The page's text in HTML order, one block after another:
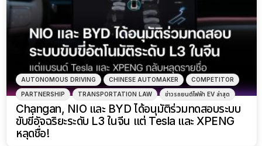
AUTONOMOUS DRIVING CHINESE AUTOMAKER COMPETITOR
PARTNERSHIP TRANSPORTATION LAW ข่าวรถยนต์ไฟฟ้า EV ล่าสุด
Changan, NIO และ BYD ได้อนุมัติร่วมทดสอบระบบ
ขับขี่อัจฉริยะระดับ L3 ในจีน แต่ Tesla และ XPENG
หลุดชื่อ!